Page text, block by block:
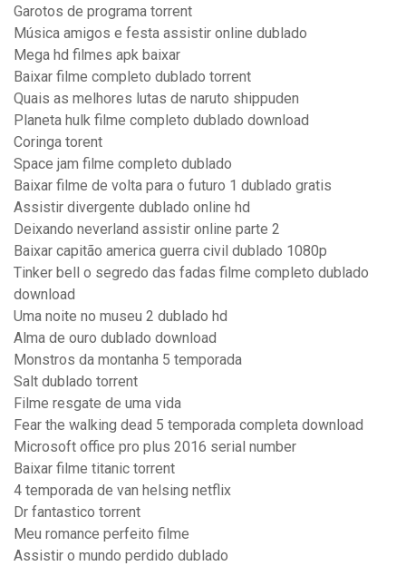
Garotos de programa torrent
Música amigos e festa assistir online dublado
Mega hd filmes apk baixar
Baixar filme completo dublado torrent
Quais as melhores lutas de naruto shippuden
Planeta hulk filme completo dublado download
Coringa torent
Space jam filme completo dublado
Baixar filme de volta para o futuro 1 dublado gratis
Assistir divergente dublado online hd
Deixando neverland assistir online parte 2
Baixar capitão america guerra civil dublado 1080p
Tinker bell o segredo das fadas filme completo dublado
download
Uma noite no museu 2 dublado hd
Alma de ouro dublado download
Monstros da montanha 5 temporada
Salt dublado torrent
Filme resgate de uma vida
Fear the walking dead 5 temporada completa download
Microsoft office pro plus 2016 serial number
Baixar filme titanic torrent
4 temporada de van helsing netflix
Dr fantastico torrent
Meu romance perfeito filme
Assistir o mundo perdido dublado